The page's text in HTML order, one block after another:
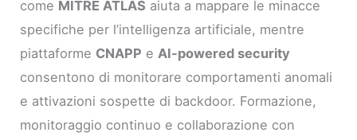
come MITRE ATLAS aiuta a mappare le minacce
specifiche per l’intelligenza artificiale, mentre
piattaforme CNAPP eAI-powered security
consentono di monitorare comportamenti anomali
e attivazioni sospette di backdoor. Formazione,
monitoraggio continuo e collaborazione con